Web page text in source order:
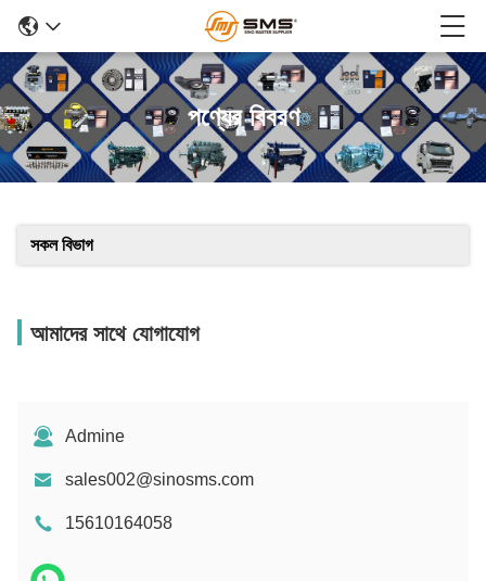
পণ্যের বিবরণ
সকল বিভাগ
আমাদের সাথে যোগাযোগ
Admine
sales002@sinosms.com
15610164058